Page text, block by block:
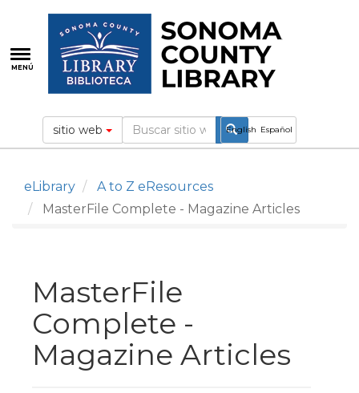
contenido
principal
MENÚ
English Español
sitio web
eLibrary
A to Z eResources
MasterFile Complete - Magazine Articles
MasterFile
Complete -
Magazine Articles